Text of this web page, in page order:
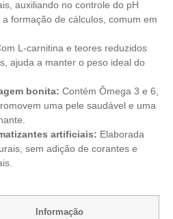
auxiliando no controle do pH
formação de cálculos, comum em
L-carnitina e teores reduzidos
ajuda a manter o peso ideal do
bonita: Contém Ômega 3 e 6,
uma pele saudável e uma
artificiais: Elaborada
sem adição de corantes e
Informação